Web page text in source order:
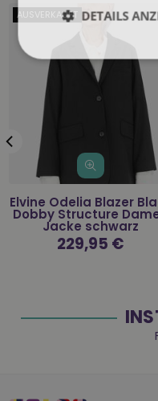
AUSVERKAUFT
Elvine Odelia Blazer
Dobby Structure
Jacke schwarz
Normaler
Preis
229,95 €
DETAILS